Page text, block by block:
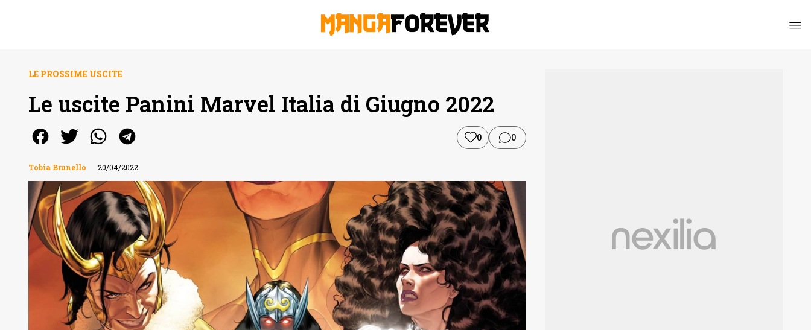
LE PROSSIME USCITE
Le uscite Panini Marvel Italia di Giugno 2022
0 0
Tobia Brunello 20/04/2022